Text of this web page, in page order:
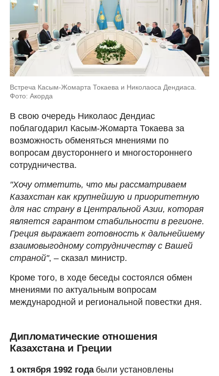
Встреча Касым-Жомарта Токаева и Николаоса Дендиаса.
Фото: Акорда
В свою очередь Николаос Дендиас
поблагодарил Касым-Жомарта Токаева за
возможность обменяться мнениями по
вопросам двустороннего и многостороннего
сотрудничества.
"Хочу отметить, что мы рассматриваем
Казахстан как крупнейшую и приоритетную
для нас страну в Центральной Азии, которая
является гарантом стабильности в регионе.
Греция выражает готовность к дальнейшему
взаимовыгодному сотрудничеству с Вашей
страной", – сказал министр.
Кроме того, в ходе беседы состоялся обмен
мнениями по актуальным вопросам
международной и региональной повестки дня.
Дипломатические отношения
Казахстана и Греции
1 октября 1992 годабыли установлены